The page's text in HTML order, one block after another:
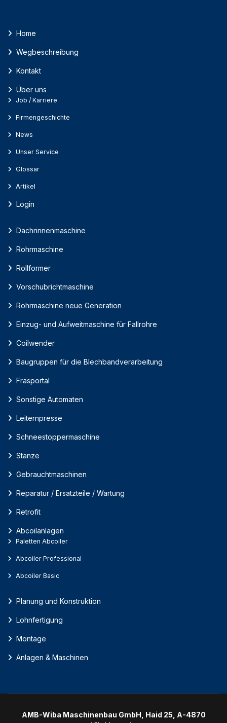
Home
Wegbeschreibung
Kontakt
Über uns
Job / Karriere
Firmengeschichte
News
Unser Service
Glossar
Artikel
Login
Dachrinnenmaschine
Rohrmaschine
Rollformer
Vorschubrichtmaschine
Rohrmaschine neue Generation
Einzug- und Aufweitmaschine für Fallrohre
Coilwender
Baugruppen für die Blechbandverarbeitung
Fräsportal
Sonstige Automaten
Leiternpresse
Schneestoppermaschine
Stanze
Gebrauchtmaschinen
Reparatur / Ersatzteile / Wartung
Retrofit
Abcoilanlagen
Paletten Abcoiler
Abcoiler Professional
Abcoiler Basic
Planung und Konstruktion
Lohnfertigung
Montage
Anlagen & Maschinen
AMB-Wiba Maschinenbau GmbH, Haid 25, A-4870